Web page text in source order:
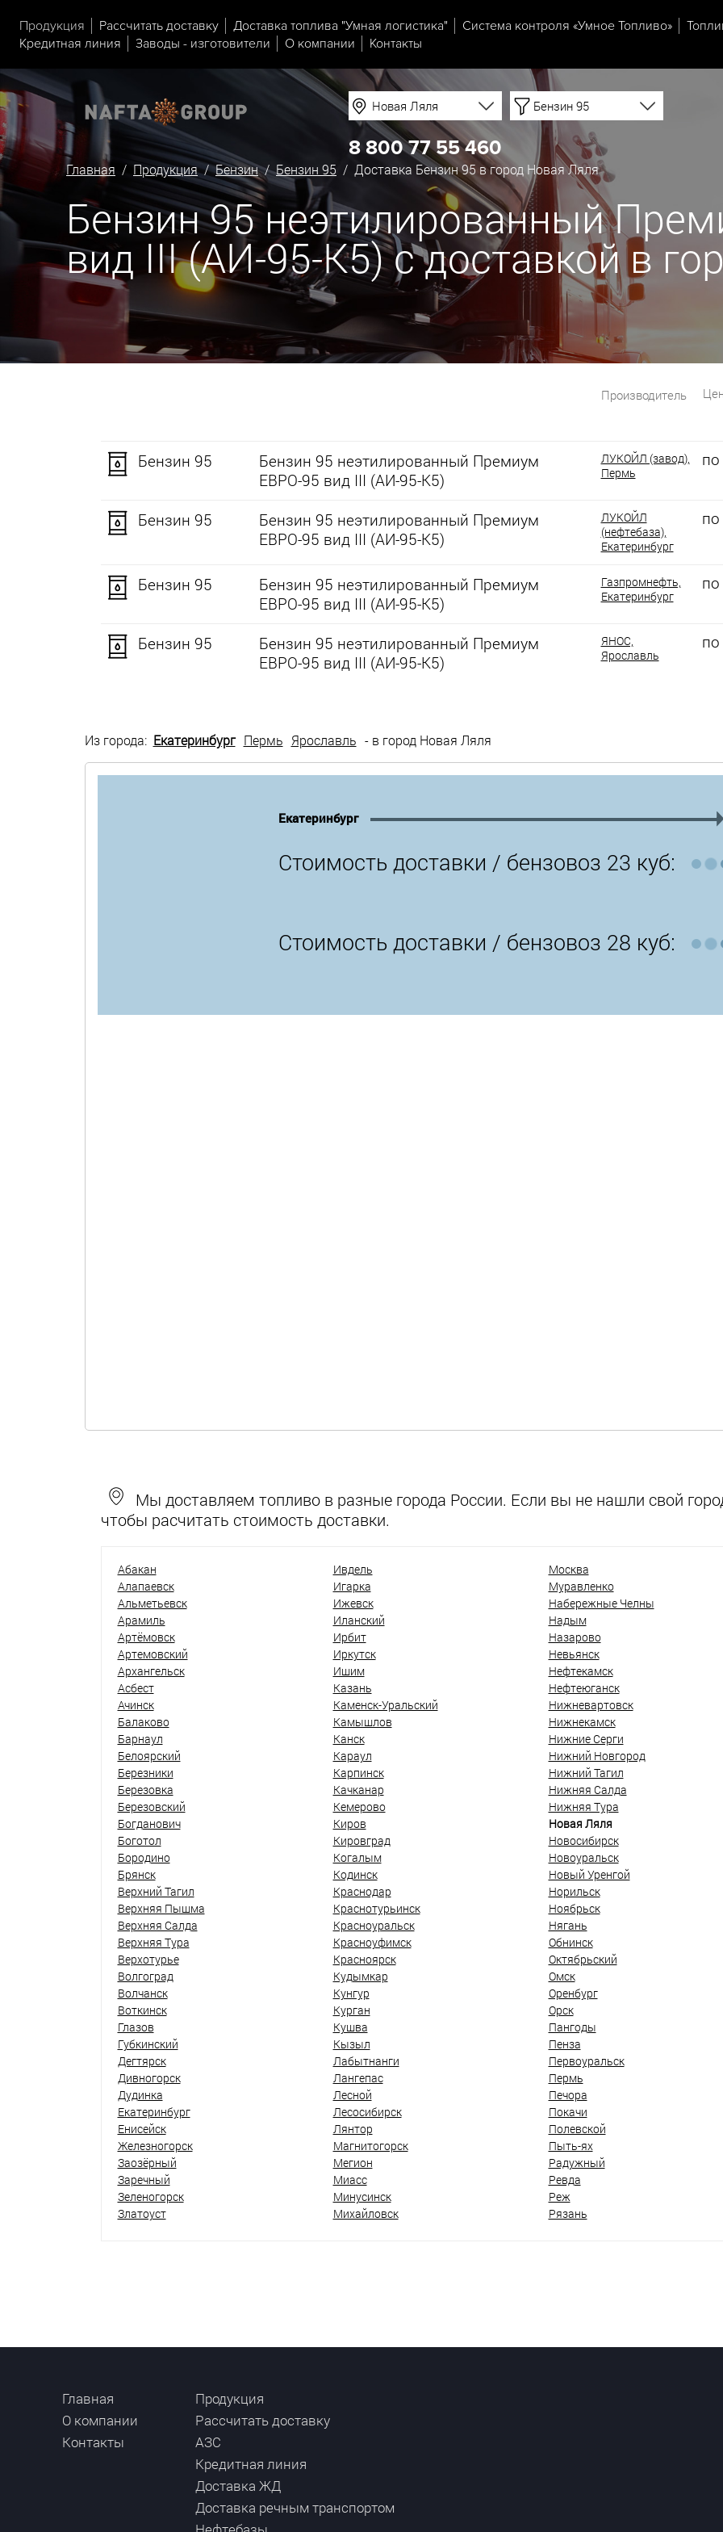
Продукция Рассчитать доставку Доставка топлива "Умная логистика" Система контроля «Умное Топливо»
Кредитная линия
Заводы - изготовители О компании Контакты
Новая Ляля Бензин 95
8 800 77 55 460
Главная / Продукция/Бензин/Бензин 95 / Доставка Бензин 95 в город Новая Ляля
Бензин 95 неэтилированный
вид III (АИ-95-К5) с доставкой в
Производитель
Бензин 95
Бензин 95 неэтилированный Премиум
ЕВРО-95 вид III (АИ-95-К5)
ЛУКОЙЛ (завод),
Пермь
Бензин 95
Бензин 95 неэтилированный Премиум
ЕВРО-95 вид III (АИ-95-К5)
ЛУКОЙЛ
(нефтебаза),
Екатеринбург
Бензин 95
Бензин 95 неэтилированный Премиум
ЕВРО-95 вид III (АИ-95-К5)
Газпромнефть,
Екатеринбург
Бензин 95
Бензин 95 неэтилированный Премиум
ЕВРО-95 вид III (АИ-95-К5)
ЯНОС,
Ярославль
Из города: Екатеринбург Пермь Ярославль - в город Новая Ляля
Екатеринбург
Стоимость доставки / бензовоз 23 куб:
Стоимость доставки / бензовоз 28 куб:
Мы доставляем топливо в разные города России. Если вы не нашли свой
чтобы расчитать стоимость доставки.
Абакан
Алапаевск
Альметьевск
Арамиль
Артёмовск
Артемовский
Архангельск
Асбест
Ачинск
Балаково
Барнаул
Белоярский
Березники
Березовка
Березовский
Богданович
Боготол
Бородино
Брянск
Верхний Тагил
Верхняя Пышма
Верхняя Салда
Верхняя Тура
Верхотурье
Волгоград
Волчанск
Воткинск
Глазов
Губкинский
Дегтярск
Дивногорск
Дудинка
Екатеринбург
Енисейск
Железногорск
Заозёрный
Заречный
Зеленогорск
Златоуст
Ивдель
Игарка
Ижевск
Иланский
Ирбит
Иркутск
Ишим
Казань
Каменск-Уральский
Камышлов
Канск
Караул
Карпинск
Качканар
Кемерово
Киров
Кировград
Когалым
Кодинск
Краснодар
Краснотурьинск
Красноуральск
Красноуфимск
Красноярск
Кудымкар
Кунгур
Курган
Кушва
Кызыл
Лабытнанги
Лангепас
Лесной
Лесосибирск
Лянтор
Магнитогорск
Мегион
Миасс
Минусинск
Михайловск
Москва
Муравленко
Набережные Челны
Надым
Назарово
Невьянск
Нефтекамск
Нефтеюганск
Нижневартовск
Нижнекамск
Нижние Серги
Нижний Новгород
Нижний Тагил
Нижняя Салда
Нижняя Тура
Новая Ляля
Новосибирск
Новоуральск
Новый Уренгой
Норильск
Ноябрьск
Нягань
Обнинск
Октябрьский
Омск
Оренбург
Орск
Пангоды
Пенза
Первоуральск
Пермь
Печора
Покачи
Полевской
Пыть-ях
Радужный
Ревда
Реж
Рязань
Главная
О компании
Контакты
Продукция
Рассчитать доставку
АЗС
Кредитная линия
Доставка ЖД
Доставка речным транспортом